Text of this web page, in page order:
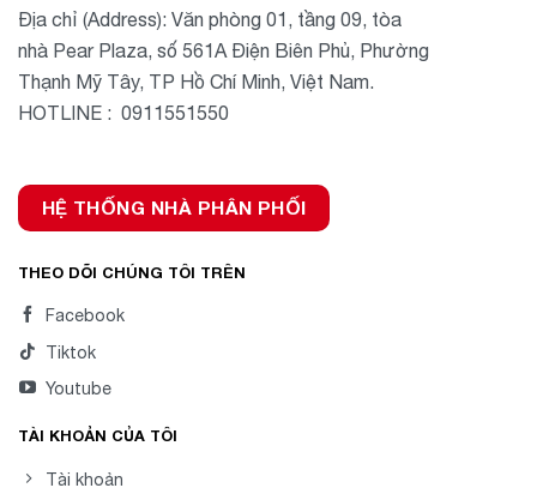
Địa chỉ (Address): Văn phòng 01, tầng 09, tòa
nhà Pear Plaza, số 561A Điện Biên Phủ, Phường
Thạnh Mỹ Tây, TP Hồ Chí Minh, Việt Nam.
HOTLINE : 0911551550
HỆ THỐNG NHÀ PHÂN PHỐI
THEO DÕI CHÚNG TÔI TRÊN
Facebook
Tiktok
Youtube
TÀI KHOẢN CỦA TÔI
Tài khoản